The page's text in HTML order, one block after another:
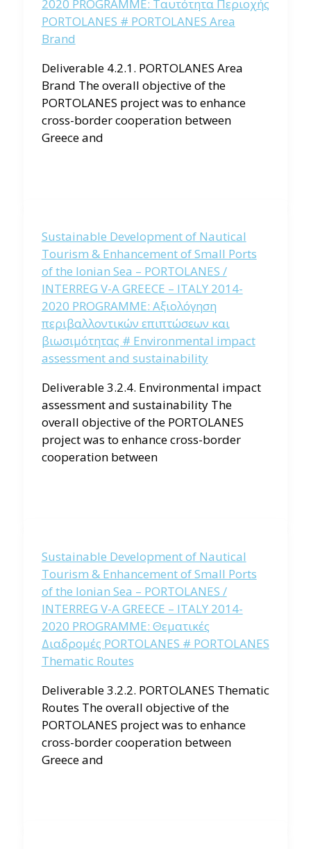
2020 PROGRAMME: Ταυτότητα Περιοχής
PORTOLANES # PORTOLANES Area
Brand
Deliverable 4.2.1. PORTOLANES Area
Brand The overall objective of the
PORTOLANES project was to enhance
cross-border cooperation between
Greece and
Sustainable Development of Nautical
Tourism & Enhancement of Small Ports
of the Ionian Sea – PORTOLANES /
INTERREG V-A GREECE – ITALY 2014-
2020 PROGRAMME: Αξιολόγηση
περιβαλλοντικών επιπτώσεων και
βιωσιμότητας # Environmental impact
assessment and sustainability
Deliverable 3.2.4. Environmental impact
assessment and sustainability The
overall objective of the PORTOLANES
project was to enhance cross-border
cooperation between
Sustainable Development of Nautical
Tourism & Enhancement of Small Ports
of the Ionian Sea – PORTOLANES /
INTERREG V-A GREECE – ITALY 2014-
2020 PROGRAMME: Θεματικές
Διαδρομές PORTOLANES # PORTOLANES
Thematic Routes
Deliverable 3.2.2. PORTOLANES Thematic
Routes The overall objective of the
PORTOLANES project was to enhance
cross-border cooperation between
Greece and